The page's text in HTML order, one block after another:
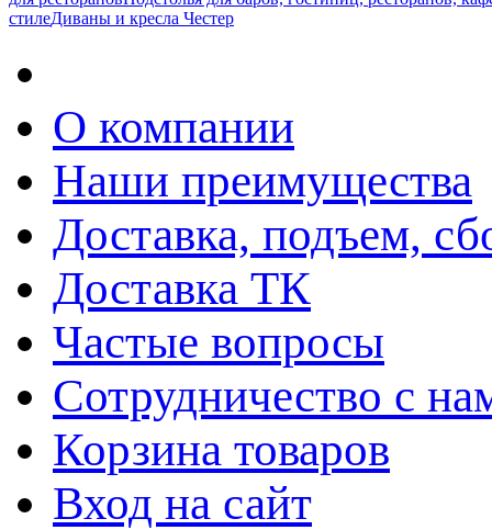
стилеДиваны и кресла Честер
О компании
Наши преимущества
Доставка, подъем,
Доставка ТК
Частые вопросы
Сотрудничество с
Корзина товаров
Вход на сайт